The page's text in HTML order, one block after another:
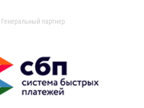
Генеральный партнер